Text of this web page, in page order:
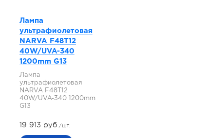
Лампа
ультрафиолетовая
NARVA F48T12
40W/UVA-340
1200mm G13
Лампа
ультрафиолетовая
NARVA F48T12
40W/UVA-340 1200mm
G13
19 913 руб./шт.